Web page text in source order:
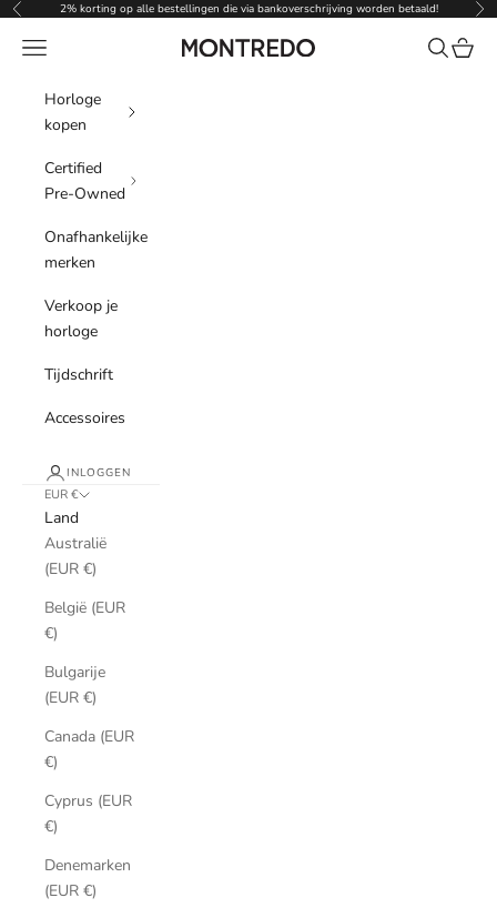
Naar inhoud
Vorige 2% korting op alle bestellingen die via bankoverschrijving worden betaald!
Montredo
Menu Zoeken
Horloge
kopen
Certified
Pre-Owned
Onafhankelijke
merken
Verkoop je
horloge
Tijdschrift
Accessoires
INLOGGEN
EUR €
Land
Australië
(EUR €)
België (EUR
€)
Bulgarije
(EUR €)
Canada (EUR
€)
Cyprus (EUR
€)
Denemarken
(EUR €)